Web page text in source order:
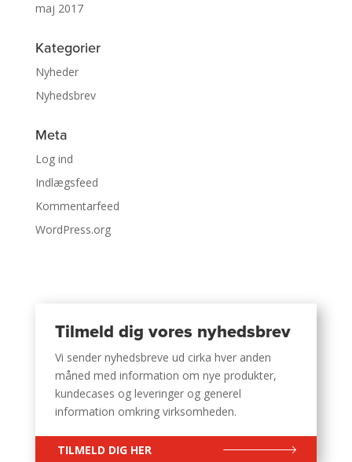
maj 2017
Kategorier
Nyheder
Nyhedsbrev
Meta
Log ind
Indlægsfeed
Kommentarfeed
WordPress.org
Tilmeld dig vores nyhedsbrev
Vi sender nyhedsbreve ud cirka hver anden
måned med information om nye produkter,
kundecases og leveringer og generel
information omkring virksomheden.
TILMELD DIG HER